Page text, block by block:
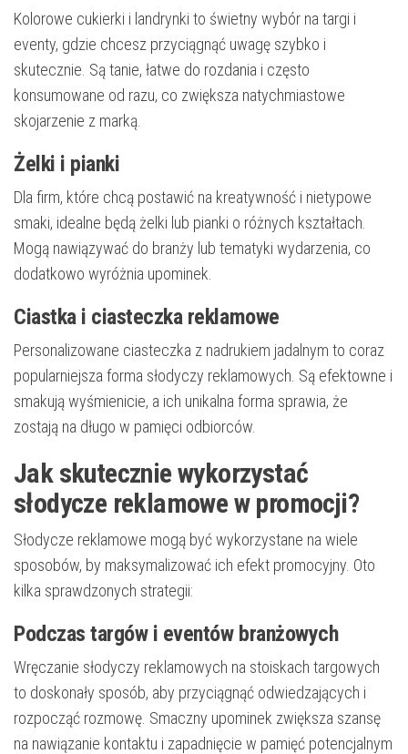
Kolorowe cukierki i landrynki to świetny wybór na targi i
eventy, gdzie chcesz przyciągnąć uwagę szybko i
skutecznie. Są tanie, łatwe do rozdania i często
konsumowane od razu, co zwiększa natychmiastowe
skojarzenie z marką.
Żelki i pianki
Dla firm, które chcą postawić na kreatywność i nietypowe
smaki, idealne będą żelki lub pianki o różnych kształtach.
Mogą nawiązywać do branży lub tematyki wydarzenia, co
dodatkowo wyróżnia upominek.
Ciastka i ciasteczka reklamowe
Personalizowane ciasteczka z nadrukiem jadalnym to coraz
popularniejsza forma słodyczy reklamowych. Są efektowne i
smakują wyśmienicie, a ich unikalna forma sprawia, że
zostają na długo w pamięci odbiorców.
Jak skutecznie wykorzystać
słodycze reklamowe w promocji?
Słodycze reklamowe mogą być wykorzystane na wiele
sposobów, by maksymalizować ich efekt promocyjny. Oto
kilka sprawdzonych strategii:
Podczas targów i eventów branżowych
Wręczanie słodyczy reklamowych na stoiskach targowych
to doskonały sposób, aby przyciągnąć odwiedzających i
rozpocząć rozmowę. Smaczny upominek zwiększa szansę
na nawiązanie kontaktu i zapadnięcie w pamięć potencjalnym